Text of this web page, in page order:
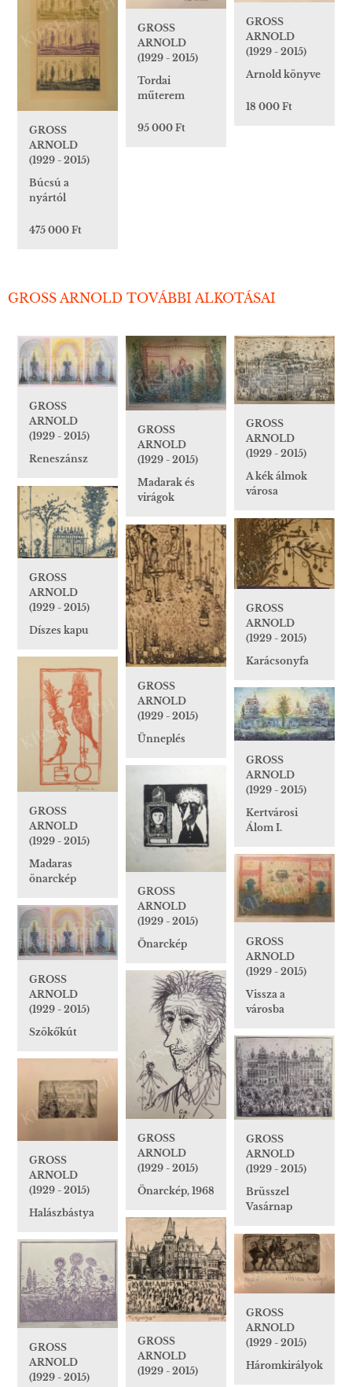
GROSS
ARNOLD
(1929 - 2015)
Búcsú a
nyártól
475 000 Ft
GROSS
ARNOLD
(1929 - 2015)
Tordai
műterem
95 000 Ft
GROSS
ARNOLD
(1929 - 2015)
Arnold könyve
18 000 Ft
GROSS ARNOLD TOVÁBBI ALKOTÁSAI
GROSS
ARNOLD
(1929 - 2015)
Reneszánsz
GROSS
ARNOLD
(1929 - 2015)
Madarak és
virágok
GROSS
ARNOLD
(1929 - 2015)
A kék álmok
városa
GROSS
ARNOLD
(1929 - 2015)
Díszes kapu
GROSS
ARNOLD
(1929 - 2015)
Karácsonyfa
GROSS
ARNOLD
(1929 - 2015)
Ünneplés
GROSS
ARNOLD
(1929 - 2015)
Madaras
önarckép
GROSS
ARNOLD
(1929 - 2015)
Kertvárosi
Álom I.
GROSS
ARNOLD
(1929 - 2015)
Önarckép
GROSS
ARNOLD
(1929 - 2015)
Vissza a
városba
GROSS
ARNOLD
(1929 - 2015)
Szökőkút
GROSS
ARNOLD
(1929 - 2015)
Önarckép, 1968
GROSS
ARNOLD
(1929 - 2015)
Brüsszel
Vasárnap
GROSS
ARNOLD
(1929 - 2015)
Halászbástya
GROSS
ARNOLD
(1929 - 2015)
GROSS
ARNOLD
(1929 - 2015)
Háromkirályok
GROSS
ARNOLD
(1929 - 2015)